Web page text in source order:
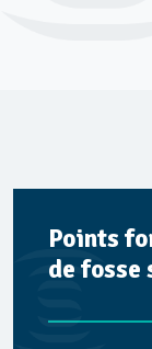
Points
de fosse